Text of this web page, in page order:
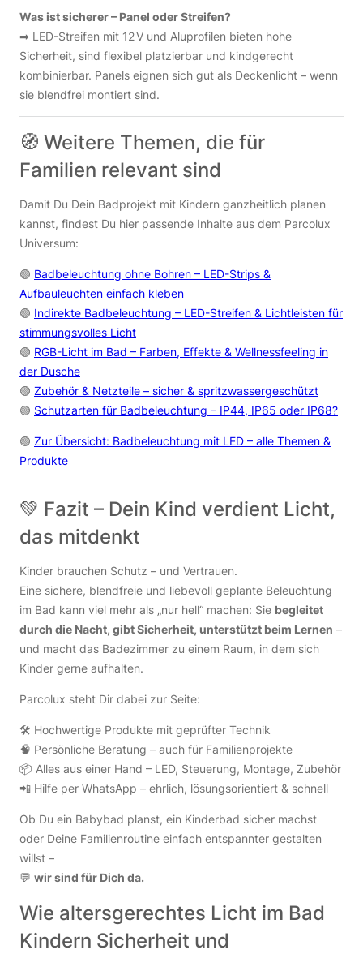
Was ist sicherer – Panel oder Streifen?
➡ LED-Streifen mit 12 V und Aluprofilen bieten hohe
Sicherheit, sind flexibel platzierbar und kindgerecht
kombinierbar. Panels eignen sich gut als Deckenlicht – wenn
sie blendfrei montiert sind.
🧭 Weitere Themen, die für
Familien relevant sind
Damit Du Dein Badprojekt mit Kindern ganzheitlich planen
kannst, findest Du hier passende Inhalte aus dem Parcolux
Universum:
🟢 Badbeleuchtung ohne Bohren – LED-Strips &
Aufbauleuchten einfach kleben
🟢 Indirekte Badbeleuchtung – LED-Streifen & Lichtleisten für
stimmungsvolles Licht
🟢 RGB-Licht im Bad – Farben, Effekte & Wellnessfeeling in
der Dusche
🟢 Zubehör & Netzteile – sicher & spritzwassergeschützt
🟢 Schutzarten für Badbeleuchtung – IP44, IP65 oder IP68?
🟢 Zur Übersicht: Badbeleuchtung mit LED – alle Themen &
Produkte
💚 Fazit – Dein Kind verdient Licht,
das mitdenkt
Kinder brauchen Schutz – und Vertrauen.
Eine sichere, blendfreie und liebevoll geplante Beleuchtung
im Bad kann viel mehr als „nur hell“ machen: Sie begleitet
durch die Nacht, gibt Sicherheit, unterstützt beim Lernen –
und macht das Badezimmer zu einem Raum, in dem sich
Kinder gerne aufhalten.
Parcolux steht Dir dabei zur Seite:
🛠 Hochwertige Produkte mit geprüfter Technik
🧠 Persönliche Beratung – auch für Familienprojekte
📦 Alles aus einer Hand – LED, Steuerung, Montage, Zubehör
📲 Hilfe per WhatsApp – ehrlich, lösungsorientiert & schnell
Ob Du ein Babybad planst, ein Kinderbad sicher machst
oder Deine Familienroutine einfach entspannter gestalten
willst –
💬 wir sind für Dich da.
Wie altersgerechtes Licht im Bad
Kindern Sicherheit und